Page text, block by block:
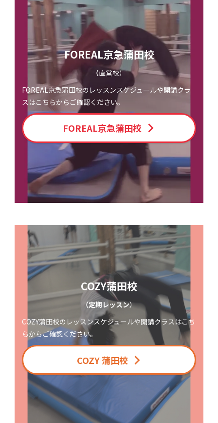
FOREAL京急蒲田校
（直営校）
FOREAL京急蒲田校のレッスンスケジュールや開講クラ
スはこちらからご確認ください。
FOREAL京急蒲田校
COZY蒲田校
（定期レッスン）
COZY蒲田校のレッスンスケジュールや開講クラスはこち
らからご確認ください。
COZY 蒲田校